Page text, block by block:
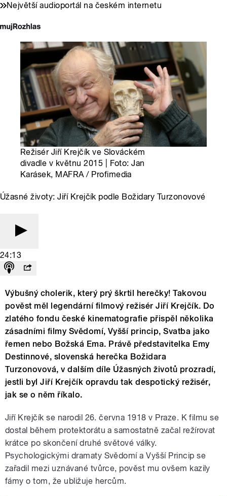
Největší audioportál na českém internetu
Režisér Jiří Krejčík ve Slováckém
divadle v květnu 2015 | Foto: Jan
Karásek, MAFRA / Profimedia
Úžasné životy: Jiří Krejčík podle Božidary Turzonovové
24:13
Výbušný cholerik, který prý škrtil herečky! Takovou
pověst měl legendární filmový režisér Jiří Krejčík. Do
zlatého fondu české kinematografie přispěl několika
zásadními filmy Svědomí, Vyšší princip, Svatba jako
řemen nebo Božská Ema. Právě představitelka Emy
Destinnové, slovenská herečka Božidara
Turzonovová, v dalším díle Úžasných životů prozradí,
jestli byl Jiří Krejčík opravdu tak despotický režisér,
jak se o něm říkalo.
Jiří Krejčík se narodil 26. června 1918 v Praze. K filmu se
dostal během protektorátu a samostatně začal režírovat
krátce po skončení druhé světové války.
Psychologickými dramaty Svědomí a Vyšší Princip se
zařadil mezi uznávané tvůrce, pověst mu ovšem kazily
fámy o tom, že ubližuje hercům.